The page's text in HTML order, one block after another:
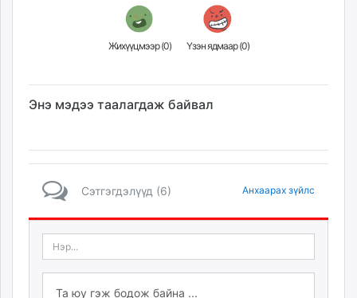
Жихүүцмээр (0) Үзэн ядмаар (0)
Энэ мэдээ таалагдаж байвал
Сэтгэгдэлүүд (6) Анхаарах зүйлс